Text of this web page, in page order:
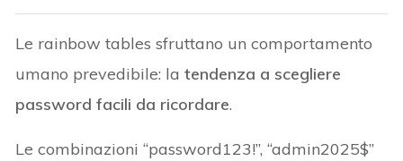
Le rainbow tables sfruttano un comportamento
umano prevedibile: latendenza a scegliere
password facili da ricordare.
Le combinazioni “password123!”, “admin2025$”